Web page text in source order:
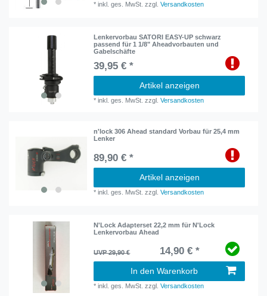
*inkl. ges. MwSt. zzgl.Versandkosten
Lenkervorbau SATORI EASY-UP schwarz
passend für 1 1/8" Aheadvorbauten und
Gabelschäfte
39,95 € *
Artikel anzeigen
*inkl. ges. MwSt. zzgl.Versandkosten
n'lock 306 Ahead standard Vorbau für 25,4 mm
Lenker
89,90 € *
Artikel anzeigen
*inkl. ges. MwSt. zzgl.Versandkosten
N'Lock Adapterset 22,2 mm für N'Lock
Lenkervorbau Ahead
UVP 29,90 € 14,90 € *
In den Warenkorb
*inkl. ges. MwSt. zzgl.Versandkosten